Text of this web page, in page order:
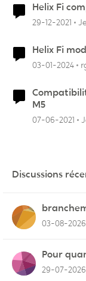
Helix Fi
29-12-2021
Helix Fi
03-01-2024
M5
07-06-2021
Discussions
03-08-2026
Pour
29-07-2026